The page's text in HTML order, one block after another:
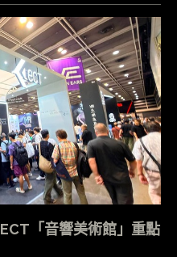
「音響美術館」重點